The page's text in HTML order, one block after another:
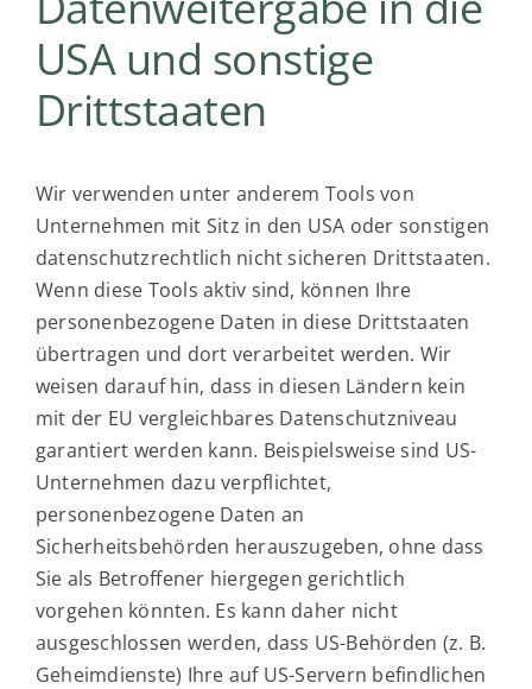
USA und sonstige
Drittstaaten
Wir verwenden unter anderem Tools von
Unternehmen mit Sitz in den USA oder sonstigen
datenschutzrechtlich nicht sicheren Drittstaaten.
Wenn diese Tools aktiv sind, können Ihre
personenbezogene Daten in diese Drittstaaten
übertragen und dort verarbeitet werden. Wir
weisen darauf hin, dass in diesen Ländern kein
mit der EU vergleichbares Datenschutzniveau
garantiert werden kann. Beispielsweise sind US-
Unternehmen dazu verpflichtet,
personenbezogene Daten an
Sicherheitsbehörden herauszugeben, ohne dass
Sie als Betroffener hiergegen gerichtlich
vorgehen könnten. Es kann daher nicht
ausgeschlossen werden, dass US-Behörden (z. B.
Geheimdienste) Ihre auf US-Servern befindlichen